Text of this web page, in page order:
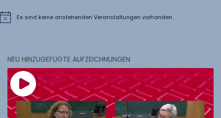
HinweisEs sind keine anstehenden Veranstaltungen vorhanden.
NEU HINZUGEFÜGTE AUFZEICHNUNGEN